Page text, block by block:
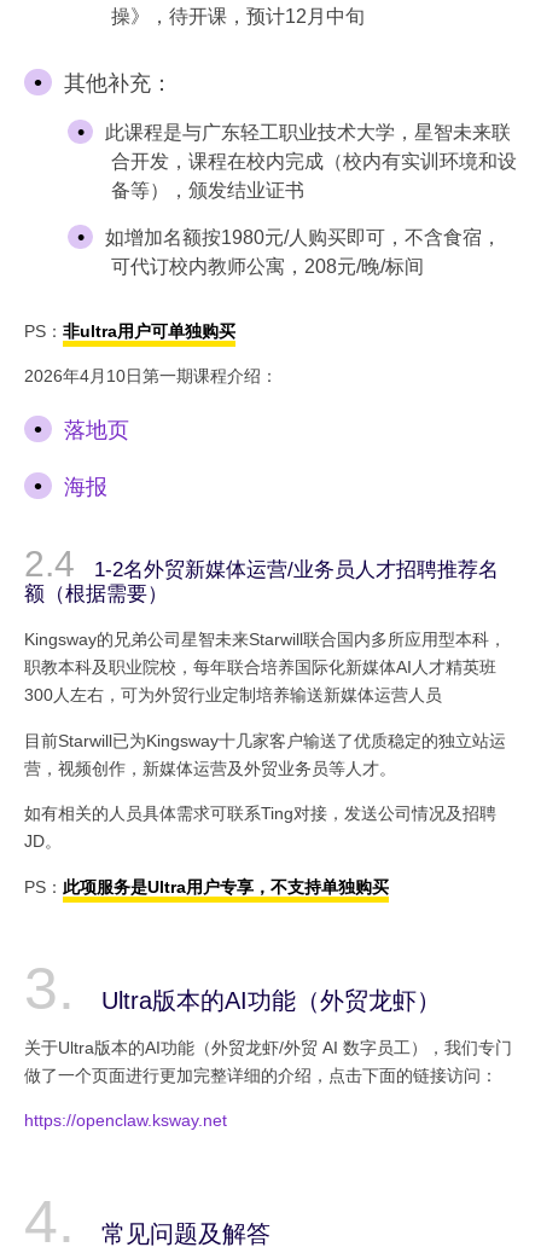
操》，待开课，预计12月中旬
其他补充：
此课程是与广东轻工职业技术大学，星智未来联
合开发，课程在校内完成（校内有实训环境和设
备等），颁发结业证书
如增加名额按1980元/人购买即可，不含食宿，
可代订校内教师公寓，208元/晚/标间
PS： 非ultra用户可单独购买
2026年4月10日第一期课程介绍：
落地页
海报
1-2名外贸新媒体运营/业务员人才招聘推荐名
额（根据需要）
Kingsway的兄弟公司星智未来Starwill联合国内多所应用型本科，
职教本科及职业院校，每年联合培养国际化新媒体AI人才精英班
300人左右，可为外贸行业定制培养输送新媒体运营人员
目前Starwill已为Kingsway十几家客户输送了优质稳定的独立站运
营，视频创作，新媒体运营及外贸业务员等人才。
如有相关的人员具体需求可联系Ting对接，发送公司情况及招聘
JD。
PS： 此项服务是Ultra用户专享，不支持单独购买
Ultra版本的AI功能（外贸龙虾）
关于Ultra版本的AI功能（外贸龙虾/外贸 AI 数字员工），我们专门
做了一个页面进行更加完整详细的介绍，点击下面的链接访问：
https://openclaw.ksway.net
常见问题及解答